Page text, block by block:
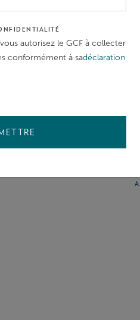
Environmental and
autorisez le GCF à collecter
conformément à sadéclaration